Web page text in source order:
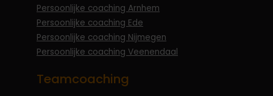
Persoonlijke coaching Arnhem
Persoonlijke coaching Ede
Persoonlijke coaching Nijmegen
Persoonlijke coaching Veenendaal
Teamcoaching